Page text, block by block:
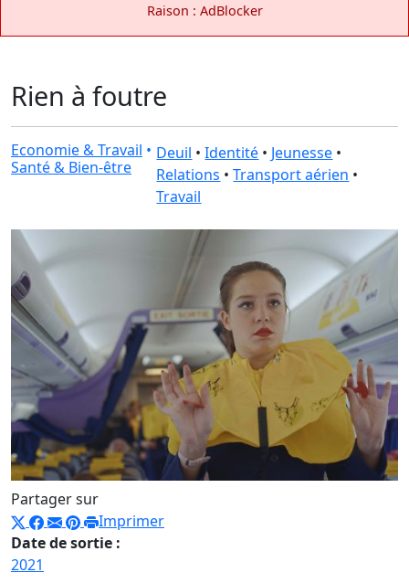
Raison : AdBlocker
Rien à foutre
Economie & Travail •
Santé & Bien-être
Deuil •Identité • Jeunesse •
Relations •Transport aérien •
Travail
Partager sur
Imprimer
Date de sortie :
2021